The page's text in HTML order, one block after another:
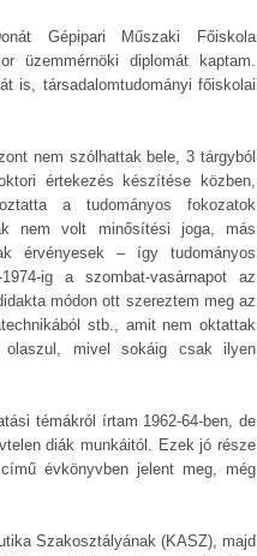
Gépipari Műszaki Főiskola
üzemmérnöki diplomát kaptam.
is, társadalomtudományi főiskolai
nem szólhattak bele, 3 tárgyból
értekezés készítése közben,
a tudományos fokozatok
nem volt minősítési joga, más
érvényesek – így tudományos
ig a szombat-vasárnapot az
módon ott szereztem meg az
stb., amit nem oktattak
mivel sokáig csak ilyen
témákról írtam 1962-64-ben, de
diák munkáitól. Ezek jó része
évkönyvben jelent meg, még
Szakosztályának (KASZ), majd